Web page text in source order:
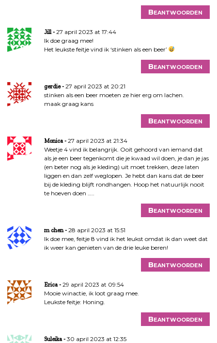
Beantwoorden
Jill
27 april 2023 at 17:44
Ik doe graag mee!
Het leukste feitje vind ik ‘stinken als een beer’
Beantwoorden
gerdie
27 april 2023 at 20:21
stinken als een beer moeten ze hier erg om lachen.
maak graag kans
Beantwoorden
Monica
27 april 2023 at 21:34
Weetje 4 vind ik belangrijk. Ooit gehoord van iemand dat
als je een beer tegenkomt die je kwaad wil doen, je dan je jas
(en beter nog als je kleding) uit moet trekken, deze laten
liggen en dan zelf weglopen. Je hebt dan kans dat de beer
bij de kleding blijft rondhangen. Hoop het natuurlijk nooit
te hoeven doen …..
Beantwoorden
m chen
28 april 2023 at 15:51
Ik doe mee, feitje 8 vind ik het leukst omdat ik dan weet dat
ik weer kan genieten van de drie leuke beren!
Beantwoorden
Erica
29 april 2023 at 09:54
Mooie winactie, ik loot graag mee.
Leukste feitje: Honing.
Beantwoorden
Suleika
30 april 2023 at 12:35